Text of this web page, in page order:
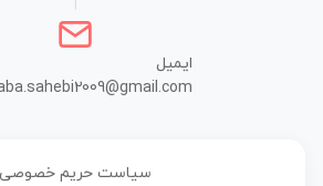
ایمیل
سیاست حریم خصوصی